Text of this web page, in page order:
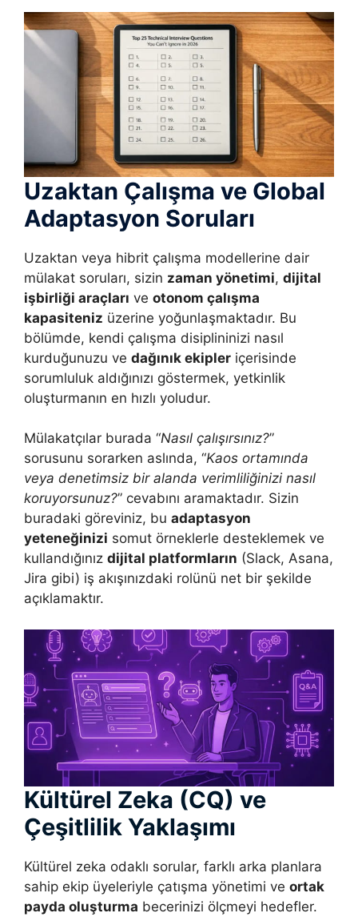
Uzaktan Çalışma ve Global
Adaptasyon Soruları
Uzaktan veya hibrit çalışma modellerine dair
mülakat soruları, sizin zaman yönetimi, dijital
işbirliği araçları ve otonom çalışma
kapasiteniz üzerine yoğunlaşmaktadır. Bu
bölümde, kendi çalışma disiplininizi nasıl
kurduğunuzu ve dağınık ekipler içerisinde
sorumluluk aldığınızı göstermek, yetkinlik
oluşturmanın en hızlı yoludur.
Mülakatçılar burada “Nasıl çalışırsınız?”
sorusunu sorarken aslında, “Kaos ortamında
veya denetimsiz bir alanda verimliliğinizi nasıl
koruyorsunuz?” cevabını aramaktadır. Sizin
buradaki göreviniz, bu adaptasyon
yeteneğinizi somut örneklerle desteklemek ve
kullandığınız dijital platformların (Slack, Asana,
Jira gibi) iş akışınızdaki rolünü net bir şekilde
açıklamaktır.
Kültürel Zeka (CQ) ve
Çeşitlilik Yaklaşımı
Kültürel zeka odaklı sorular, farklı arka planlara
sahip ekip üyeleriyle çatışma yönetimi ve ortak
payda oluşturma becerinizi ölçmeyi hedefler.